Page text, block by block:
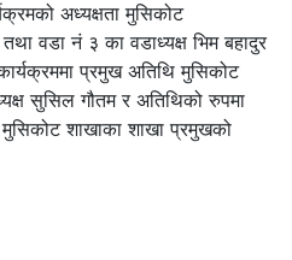
अध्यक्षता मुसिकोट
वडा नं ३ का वडाध्यक्ष भिम बहादुर
प्रमुख अतिथि मुसिकोट
सुसिल गौतम र अतिथिको रुपमा
शाखाका शाखा प्रमुखको